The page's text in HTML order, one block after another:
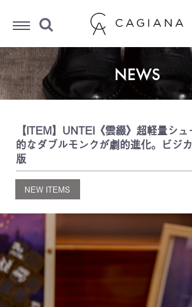
Menu
NEWS
【ITEM】UNTEI《雲綴》超軽量シ
的なダブルモンクが劇的進化。ビジ
版
NEW ITEMS